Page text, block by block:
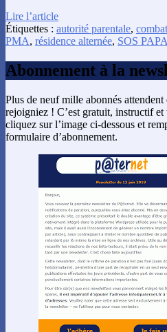
Lire l’article
Étiquettes : autorité parentale,
PMA, résidence alternée, SOS PAPA
Abonnement à la
Plus de neuf mille abonnés attendent
rejoigniez ! C’est gratuit, instructif et
cliquez sur l’image ci-dessous et
formulaire d’abonnement.